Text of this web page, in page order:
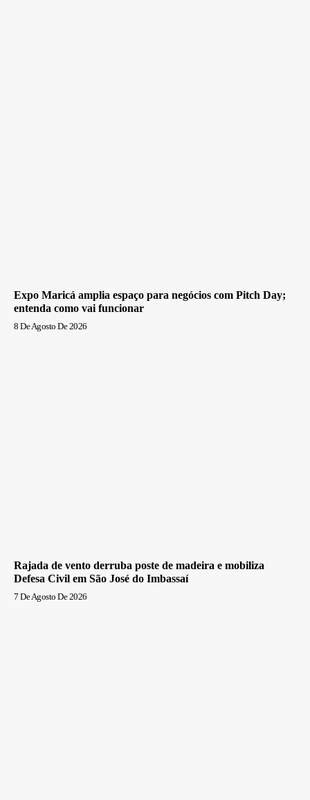
Expo Maricá amplia espaço para negócios com Pitch Day;
entenda como vai funcionar
8 De Agosto De 2026
Rajada de vento derruba poste de madeira e mobiliza
Defesa Civil em São José do Imbassaí
7 De Agosto De 2026